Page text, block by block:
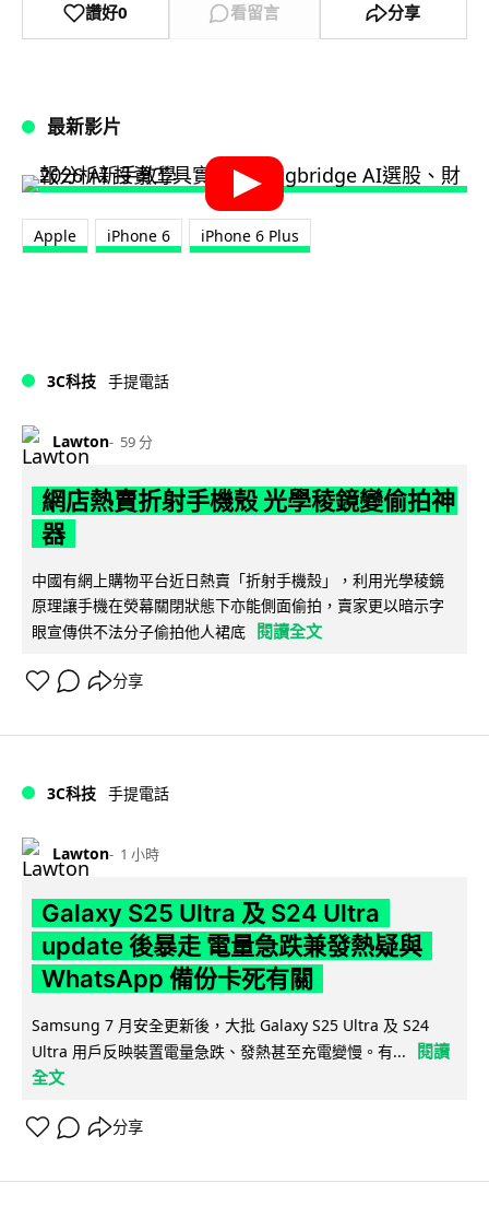
讚好0 看留言 分享
最新影片
Apple iPhone 6 iPhone 6 Plus
3C科技 手提電話
Lawton 59 分
網店熱賣折射手機殼 光學稜鏡變偷拍神
器
中國有網上購物平台近日熱賣「折射手機殼」，利用光學稜鏡
原理讓手機在熒幕關閉狀態下亦能側面偷拍，賣家更以暗示字
眼宣傳供不法分子偷拍他人裙底
閱讀全文
分享
3C科技 手提電話
Lawton 1 小時
Galaxy S25 Ultra 及 S24 Ultra
update 後暴走 電量急跌兼發熱疑與
WhatsApp 備份卡死有關
Samsung 7 月安全更新後，大批 Galaxy S25 Ultra 及 S24
Ultra 用戶反映裝置電量急跌、發熱甚至充電變慢。有...
閱讀
全文
分享